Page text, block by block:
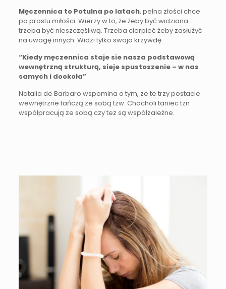
Męczennica to Potulna po latach, pełna złości chce
po prostu miłości. Wierzy w to, że żeby być widziana
trzeba być nieszczęśliwą. Trzeba cierpieć żeby zasłużyć
na uwagę innych. Widzi tylko swoja krzywdę.
“Kiedy męczennica staje sie nasza podstawową
wewnętrzną strukturą, sieje spustoszenie – w nas
samych i dookoła”
Natalia de Barbaro wspomina o tym, ze te trzy postacie
wewnętrzne tańczą ze sobą tzw. Chocholi taniec tzn
współpracują ze sobą czy tez są współzależne.